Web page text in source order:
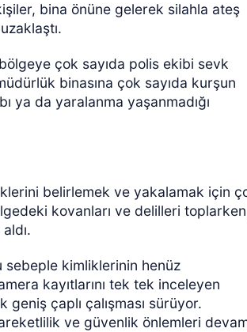
bina önüne gelerek silahla ateş
çok sayıda polis ekibi sevk
binasına çok sayıda kurşun
ya da yaralanma yaşanmadığı
belirlemek ve yakalamak için
kovanları ve delilleri
sebeple kimliklerinin henüz
kayıtlarını tek tek inceleyen
çaplı çalışması sürüyor.
ve güvenlik önlemleri